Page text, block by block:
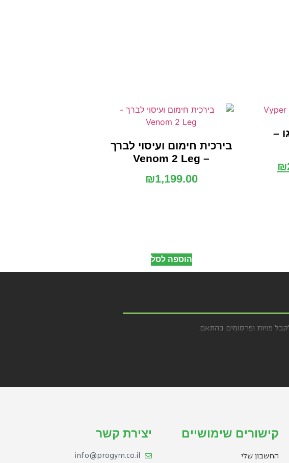
–
₪
בירכית חימום ועיסוי לברך
– Venom 2 Leg
₪1,199.00
הוספה לסל
פניות ופרסומים בהתאם.
קישורים שימושיים
החשבון שלי
יצירת קשר
info@progym.co.il